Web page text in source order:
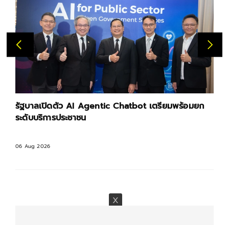
รัฐบาลเปิดตัว AI Agentic Chatbot เตรียมพร้อมยก
ระดับบริการประชาชน
06 Aug 2026